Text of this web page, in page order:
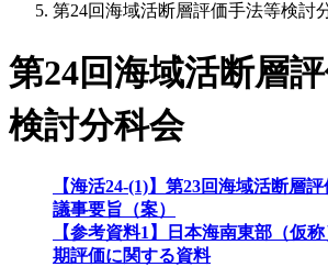
第24回海域活断層評価手法等検討
第24回海域活断層
検討分科会
【海活24-(1)】第23回海域活断層
議事要旨（案）
【参考資料1】日本海南東部（仮
期評価に関する資料